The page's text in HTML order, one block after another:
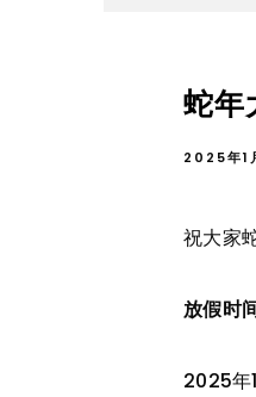
蛇年
2025年1
祝大家
放假时
2025年